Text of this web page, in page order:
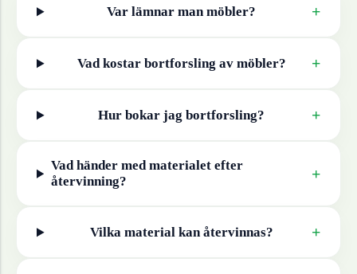
Var lämnar man möbler? +
Vad kostar bortforsling av möbler? +
Hur bokar jag bortforsling? +
Vad händer med materialet efter
återvinning?
+
Vilka material kan återvinnas? +